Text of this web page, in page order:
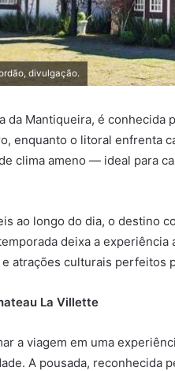
divulgação.
da Mantiqueira, é conhecida
enquanto o litoral enfrenta
clima ameno — ideal para
ao longo do dia, o destino
deixa a experiência
atrações culturais perfeitos
La Villette
a viagem em uma
A pousada, reconhecida